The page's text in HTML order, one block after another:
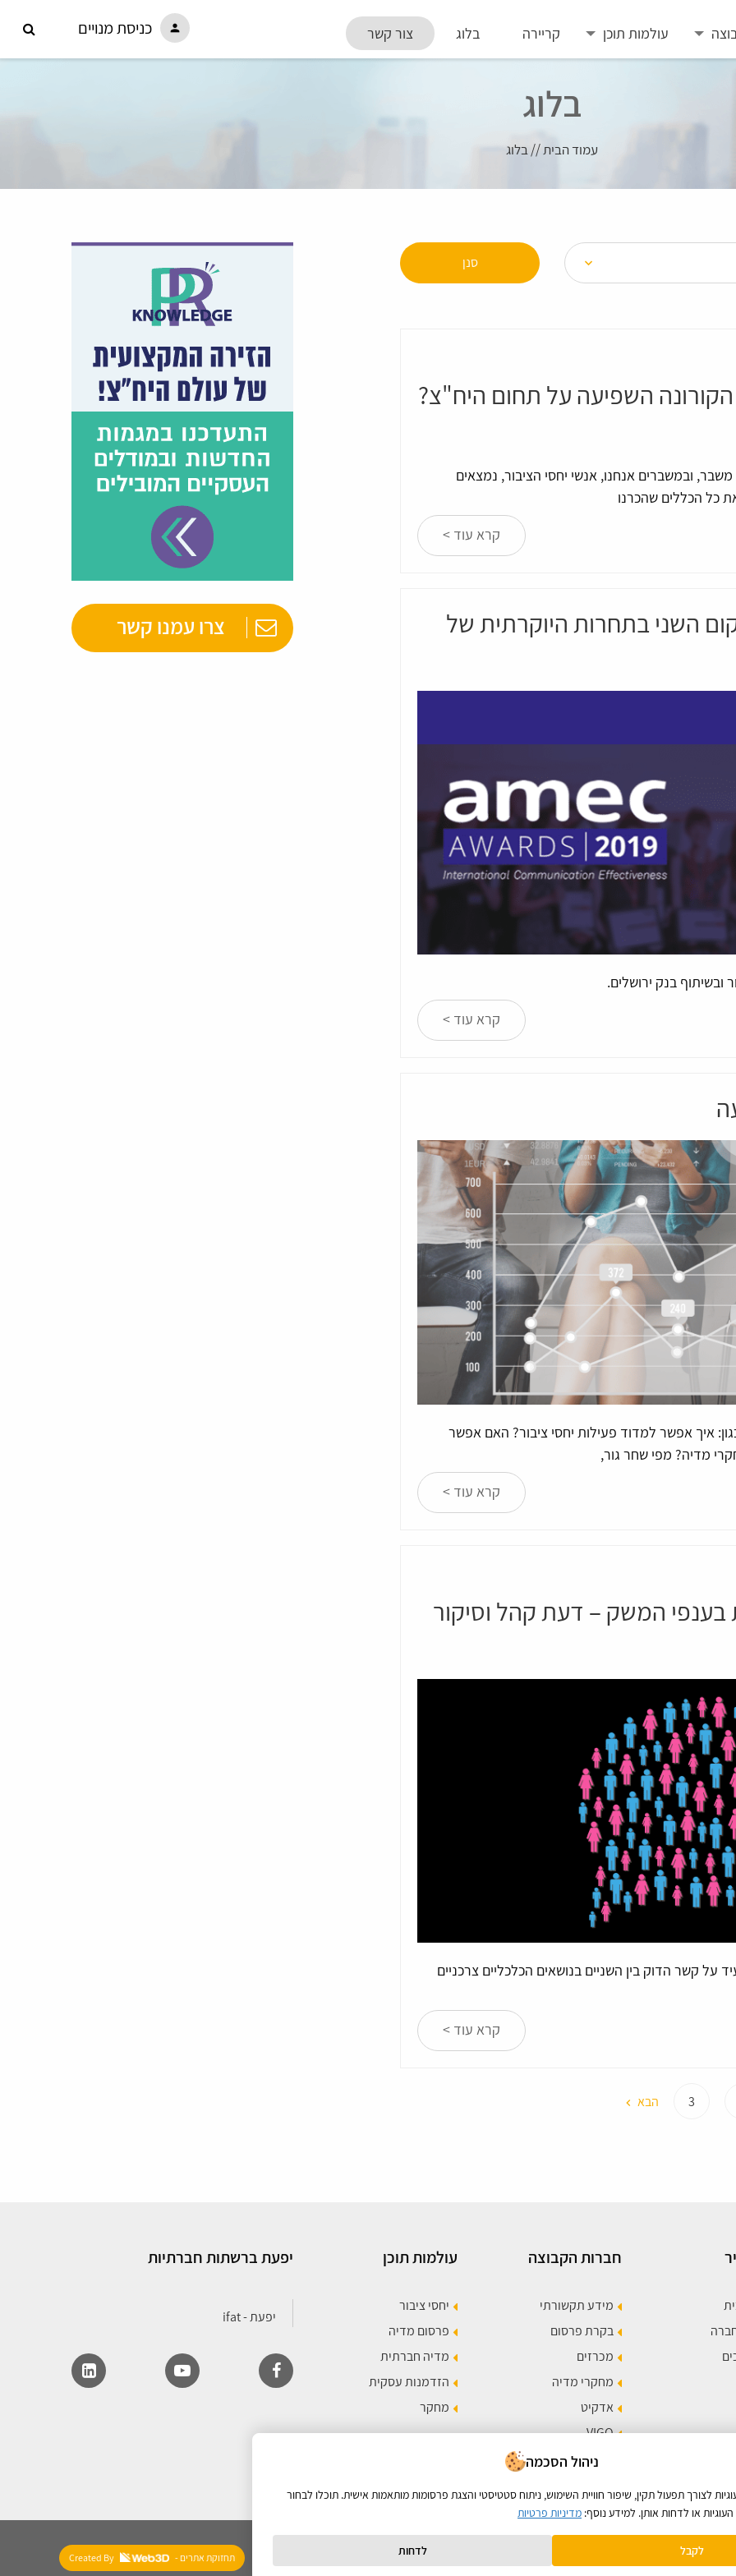
עולמות תוכן קריירה בלוג צור קשר person כניסת מנויים
בלוג
עמוד הבית//בלוג
סנן
הקורונה השפיעה על תחום היח"צ?
מאשר שנת משבר, ובמשברים אנחנו, אנשי יחסי הציבור, נמצאים
כל הכללים שהכרנו
קרא עוד >
השני בתחרות היוקרתית של
קרא עוד >
איך אפשר למדוד פעילות יחסי ציבור? האם אפשר
מדיה? מפי שחר גור,
קרא עוד >
המשק – דעת קהל וסיקור
על קשר הדוק בין השניים בנושאים הכלכליים צרכניים
קרא עוד >
3 הבא keyboard_arrow_left
צרו עמנו קשר
חברות הקבוצה
מידע תקשורתי
בקרת פרסום
מכרזים
מחקרי מדיה
אדקיט
VIGO
עולמות תוכן
יחסי ציבור
פרסום מדיה
מדיה חברתית
הזדמנות עסקית
מחקר
יפעת ברשתות חברתיות
Created By - תחזוקת אתרים
ניהול הסכמה
לצורך תפעול תקין, שיפור חוויית השימוש, ניתוח סטטיסטי והצגת פרסומות מותאמות אישית. תוכלו לבחור
או לדחות אותן. למידע נוסף: מדיניות פרטיות
לקבל לדחות